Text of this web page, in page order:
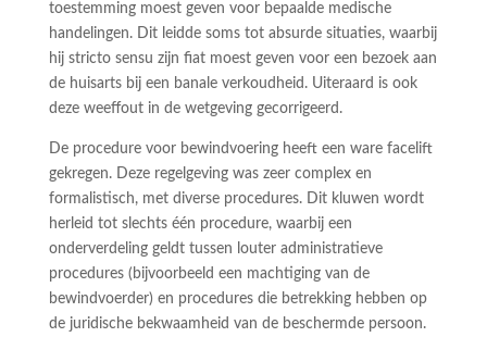
toestemming moest geven voor bepaalde medische
handelingen. Dit leidde soms tot absurde situaties, waarbij
hij stricto sensu zijn fiat moest geven voor een bezoek aan
de huisarts bij een banale verkoudheid. Uiteraard is ook
deze weeffout in de wetgeving gecorrigeerd.
De procedure voor bewindvoering heeft een ware facelift
gekregen. Deze regelgeving was zeer complex en
formalistisch, met diverse procedures. Dit kluwen wordt
herleid tot slechts één procedure, waarbij een
onderverdeling geldt tussen louter administratieve
procedures (bijvoorbeeld een machtiging van de
bewindvoerder) en procedures die betrekking hebben op
de juridische bekwaamheid van de beschermde persoon.